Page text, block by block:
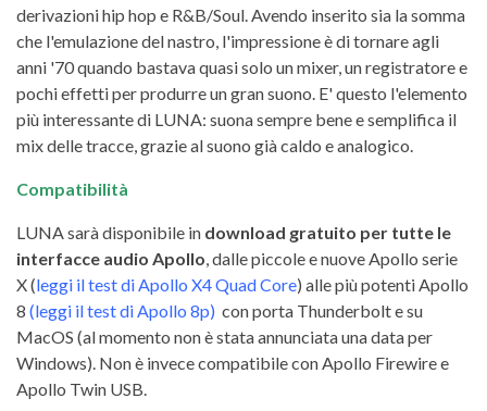
derivazioni hip hop e R&B/Soul. Avendo inserito sia la somma
che l'emulazione del nastro, l'impressione è di tornare agli
anni '70 quando bastava quasi solo un mixer, un registratore e
pochi effetti per produrre un gran suono. E' questo l'elemento
più interessante di LUNA: suona sempre bene e semplifica il
mix delle tracce, grazie al suono già caldo e analogico.
Compatibilità
LUNA sarà disponibile in download gratuito per tutte le
interfacce audio Apollo , dalle piccole e nuove Apollo serie
X (leggi il test di Apollo X4 Quad Core) alle più potenti Apollo
8 (leggi il test di Apollo 8p) con porta Thunderbolt e su
MacOS (al momento non è stata annunciata una data per
Windows). Non è invece compatibile con Apollo Firewire e
Apollo Twin USB.